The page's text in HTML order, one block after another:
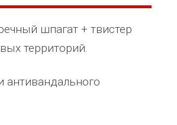
шпагат + твистер
территорий.
антивандального